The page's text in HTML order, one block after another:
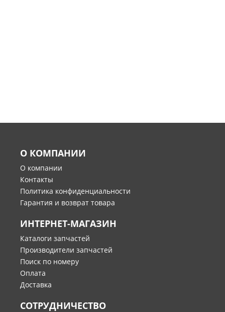
О КОМПАНИИ
О компании
Контакты
Политика конфиденциальности
Гарантия и возврат товара
ИНТЕРНЕТ-МАГАЗИН
Каталоги запчастей
Производители запчастей
Поиск по номеру
Оплата
Доставка
СОТРУДНИЧЕСТВО